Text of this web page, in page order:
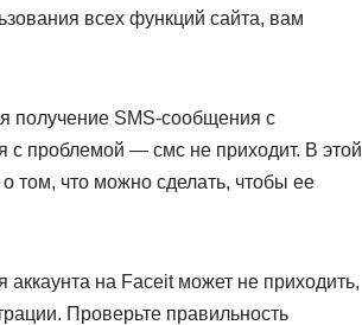
всех функций сайта, вам
получение SMS-сообщения с
с проблемой — смс не приходит. В этой
том, что можно сделать, чтобы ее
на Faceit может не приходить,
Проверьте правильность